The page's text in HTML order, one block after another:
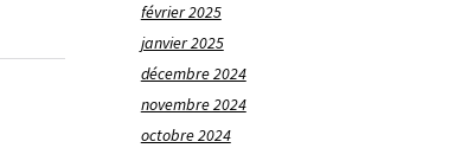
février 2025
janvier 2025
décembre 2024
novembre 2024
octobre 2024